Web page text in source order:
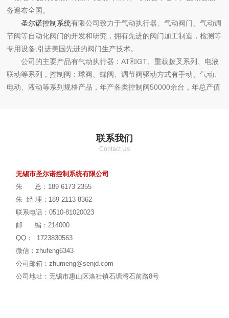
务遍布全国。
圣尔诺控制系统有限公司致力于气动执行器、气动阀门、气动调
节阀等自动化阀门的开发和研究，拥有先进的阀门加工制造，检测等
专用设备,引进美国先进的阀门生产技术。
公司的主要产品有气动执行器：AT和GT、重载拨叉系列、电液
联动等系列，控制阀：球阀、蝶阀、调节阀驱动方式有手动、气动、
电动、液动等系列规格产品，年产各类控制阀50000余台，年总产值
技术，先进的制造工艺以及完善的售后服务。
无锡市圣尔诺坚持以质量求生存，诚信求发展为公司经营理念，
联系我们
Contact Us
无锡市圣尔诺控制系统有限公司
朱 总：189 6173 2355
朱 经 理：189 2113 8362
联系电话：0510-81020023
邮 编：214000
QQ： 1723830563
微信：zhufeng6343
公司邮箱：zhumeng@senjd.com
公司地址：无锡市惠山区洛社镇石塘湾石前路8号